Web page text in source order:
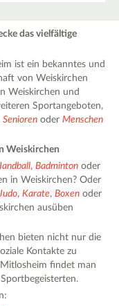
das vielfältige
ist ein bekanntes und
von Weiskirchen
Weiskirchen und
Sportangeboten,
Senioren oderMenschen
Weiskirchen
,Badminton oder
in Weiskirchen? Oder
,Karate,Boxen oder
ausüben
bieten nicht nur die
Kontakte zu
findet man